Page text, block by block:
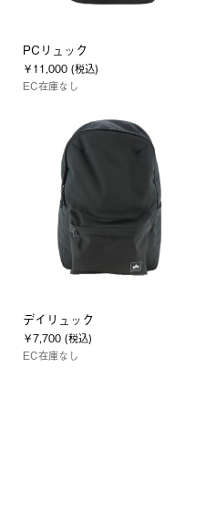
PCリュック
￥11,000 (税込)
EC在庫なし
デイリュック
￥7,700 (税込)
EC在庫なし